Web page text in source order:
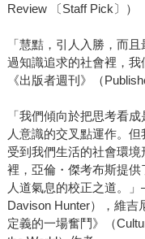
Review 〔Staff Pick〕）
「慧黠，引人入勝，而
過知識追求的社會裡，
《出版者週刊》（
「我們傾向於把思考看
人意識的交叉點運作。
受到我們生活的社會環
裡，亞倫・傑考布斯提
人道氣息的校正之道。
Davison Hunter），維吉
定義的一場奮鬥》（